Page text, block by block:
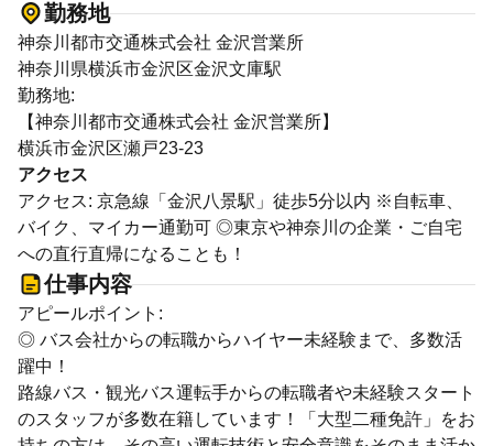
勤務地
神奈川都市交通株式会社 金沢営業所
神奈川県横浜市金沢区金沢文庫駅
勤務地:
【神奈川都市交通株式会社 金沢営業所】
横浜市金沢区瀬戸23-23
アクセス
アクセス: 京急線「金沢八景駅」徒歩5分以内 ※自転車、
バイク、マイカー通勤可 ◎東京や神奈川の企業・ご自宅
への直行直帰になることも！
仕事内容
アピールポイント:
◎ バス会社からの転職からハイヤー未経験まで、多数活
躍中！
路線バス・観光バス運転手からの転職者や未経験スタート
のスタッフが多数在籍しています！「大型二種免許」をお